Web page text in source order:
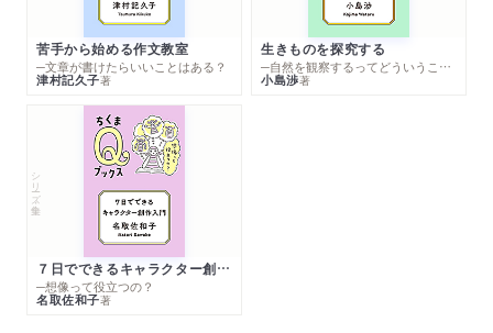
苦手から始める作文教室
─文章が書けたらいいことはある？
津村記久子著
生きものを探究する
─自然を観察するってどういうこと？
小島渉著
シリーズ・全集
７日でできるキャラクター創作入門
─想像って役立つの？
名取佐和子著